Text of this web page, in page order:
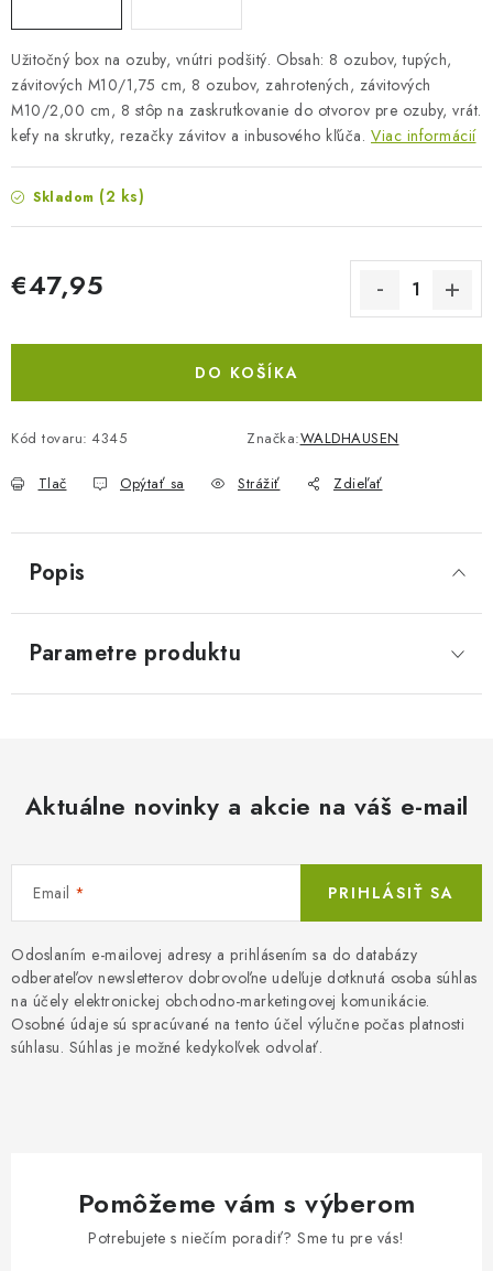
Obchodné podmienky
Dodacie podmienky
Podmienky ochrany osobných údajov
Napíšte nám
Užitočný box na ozuby, vnútri podšitý. Obsah: 8 ozubov, tupých,
závitových M10/1,75 cm, 8 ozubov, zahrotených, závitových
M10/2,00 cm, 8 stôp na zaskrutkovanie do otvorov pre ozuby, vrát.
kefy na skrutky, rezačky závitov a inbusového kľúča. Viac informácií
Skladom (2 ks)
€47,95
DO KOŠÍKA
Kód tovaru: 4345 Značka:WALDHAUSEN
Tlač Opýtať sa Strážiť Zdieľať
Popis
Parametre produktu
Aktuálne novinky a akcie na váš e-mail
Email
Odoslaním e-mailovej adresy a prihlásením sa do databázy
odberateľov newsletterov dobrovoľne udeľuje dotknutá osoba súhlas
na účely elektronickej obchodno-marketingovej komunikácie.
Osobné údaje sú spracúvané na tento účel výlučne počas platnosti
súhlasu. Súhlas je možné kedykoľvek odvolať.
PRIHLÁSIŤ SA
Pomôžeme vám s výberom
Potrebujete s niečím poradiť? Sme tu pre vás!